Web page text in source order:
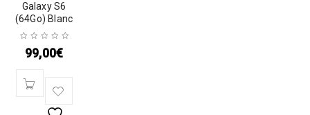
Galaxy S6
(64Go) Blanc
99,00€